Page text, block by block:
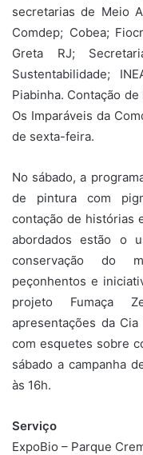
secretarias de Meio
Comdep; Cobea;
Greta RJ;
Sustentabilidade;
Piabinha. Contação
Os Imparáveis da
de sexta-feira.
No sábado, a
de pintura com
contação de histórias
abordados estão o
conservação do
peçonhentos e
projeto Fumaça
apresentações da
com esquetes sobre
sábado a campanha
às 16h.
Serviço
ExpoBio – Parque